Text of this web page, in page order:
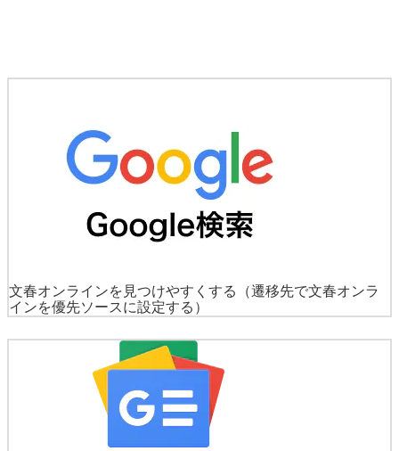
文春オンラインを見つけやすくする
（遷移先で文春オンラ
インを優先ソースに設定する）